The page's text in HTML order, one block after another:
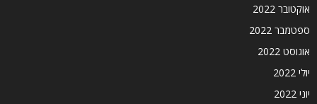
אוקטובר 2022
ספטמבר 2022
אוגוסט 2022
יולי 2022
יוני 2022